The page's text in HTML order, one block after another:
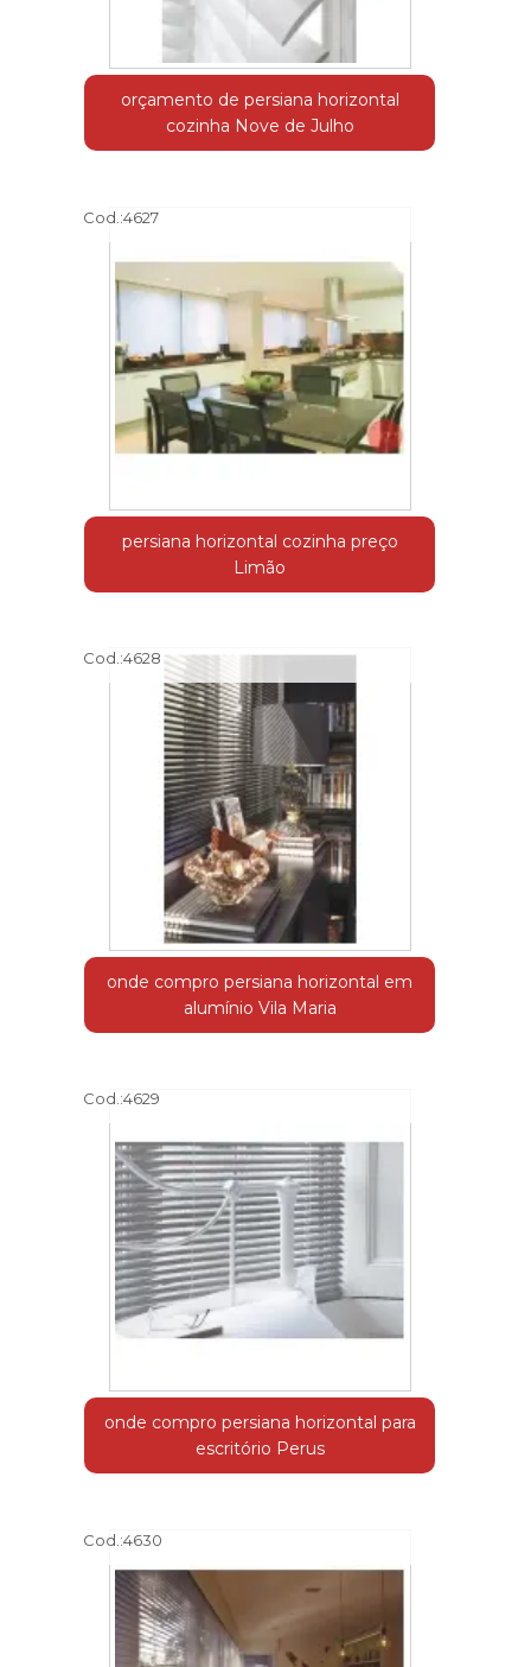
orçamento de persiana horizontal
cozinha Nove de Julho
Cod.:4627
persiana horizontal cozinha preço
Limão
Cod.:4628
onde compro persiana horizontal em
alumínio Vila Maria
Cod.:4629
onde compro persiana horizontal para
escritório Perus
Cod.:4630